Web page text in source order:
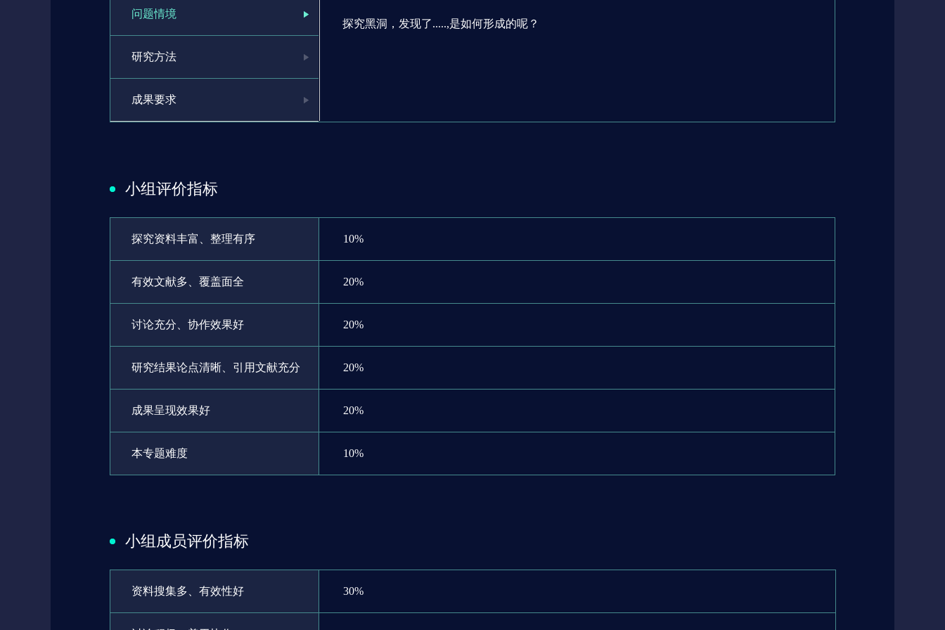
问题情境
研究方法
成果要求
探究黑洞，发现了.....,是如何形成的呢？
小组评价指标
探究资料丰富、整理有序 10%
有效文献多、覆盖面全 20%
讨论充分、协作效果好 20%
研究结果论点清晰、引用文献充分 20%
成果呈现效果好 20%
本专题难度 10%
小组成员评价指标
资料搜集多、有效性好 30%